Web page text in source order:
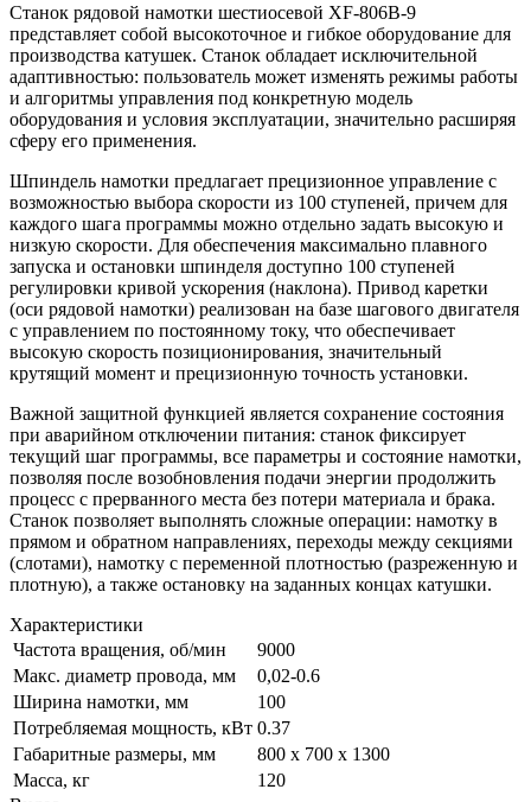
Станок рядовой намотки шестиосевой XF-806B-9
представляет собой высокоточное и гибкое оборудование для
производства катушек. Станок обладает исключительной
адаптивностью: пользователь может изменять режимы работы
и алгоритмы управления под конкретную модель
оборудования и условия эксплуатации, значительно расширяя
сферу его применения.
Шпиндель намотки предлагает прецизионное управление с
возможностью выбора скорости из 100 ступеней, причем для
каждого шага программы можно отдельно задать высокую и
низкую скорости. Для обеспечения максимально плавного
запуска и остановки шпинделя доступно 100 ступеней
регулировки кривой ускорения (наклона). Привод каретки
(оси рядовой намотки) реализован на базе шагового двигателя
с управлением по постоянному току, что обеспечивает
высокую скорость позиционирования, значительный
крутящий момент и прецизионную точность установки.
Важной защитной функцией является сохранение состояния
при аварийном отключении питания: станок фиксирует
текущий шаг программы, все параметры и состояние намотки,
позволяя после возобновления подачи энергии продолжить
процесс с прерванного места без потери материала и брака.
Станок позволяет выполнять сложные операции: намотку в
прямом и обратном направлениях, переходы между секциями
(слотами), намотку с переменной плотностью (разреженную и
плотную), а также остановку на заданных концах катушки.
Характеристики
Частота вращения, об/мин
9000
Макс. диаметр провода, мм
0,02-0.6
Ширина намотки, мм
100
Потребляемая мощность, кВт 0.37
Габаритные размеры, мм
800 х 700 х 1300
Масса, кг
120